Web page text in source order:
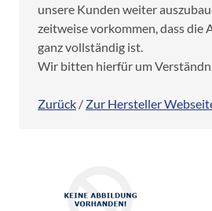
unsere Kunden weiter
zeitweise vorkommen, dass die
ganz vollständig ist.
Wir bitten hierfür um
Zurück / Zur Hersteller